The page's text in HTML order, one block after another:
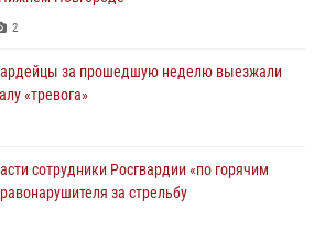
2
за прошедшую неделю выезжали
«тревога»
сотрудники Росгвардии «по горячим
за стрельбу